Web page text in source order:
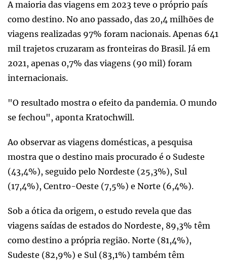
A maioria das viagens em 2023 teve o próprio país
como destino. No ano passado, das 20,4 milhões de
viagens realizadas 97% foram nacionais. Apenas 641
mil trajetos cruzaram as fronteiras do Brasil. Já em
2021, apenas 0,7% das viagens (90 mil) foram
internacionais.
"O resultado mostra o efeito da pandemia. O mundo
se fechou", aponta Kratochwill.
Ao observar as viagens domésticas, a pesquisa
mostra que o destino mais procurado é o Sudeste
(43,4%), seguido pelo Nordeste (25,3%), Sul
(17,4%), Centro-Oeste (7,5%) e Norte (6,4%).
Sob a ótica da origem, o estudo revela que das
viagens saídas de estados do Nordeste, 89,3% têm
como destino a própria região. Norte (81,4%),
Sudeste (82,9%) e Sul (83,1%) também têm